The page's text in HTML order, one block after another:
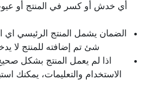
أي خدش أو كسر في المنتج أو
الضمان يشمل المنتج الرئيسي
شئ تم إضافته للمنتج لا
اذا لم يعمل المنتج بشكل
الاستخدام والتعليمات، يمكنك